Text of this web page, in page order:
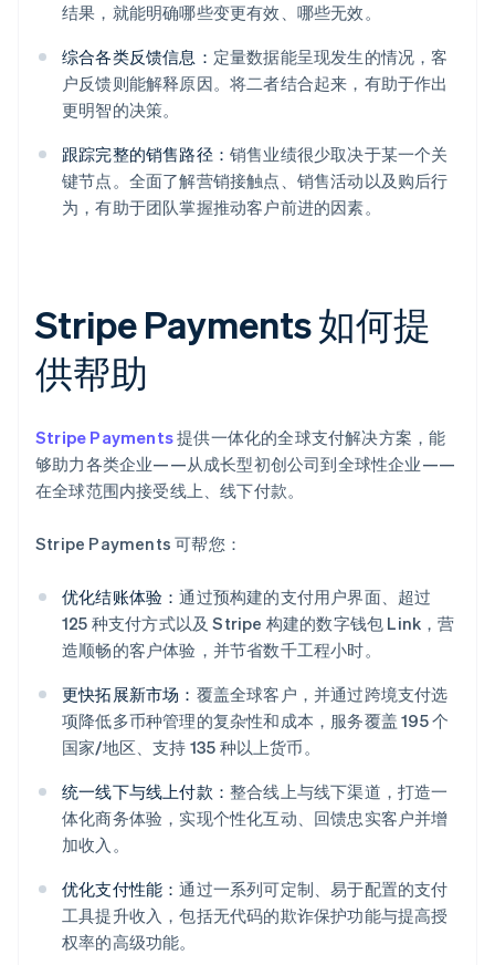
结果，就能明确哪些变更有效、哪些无效。
综合各类反馈信息： 定量数据能呈现发生的情况，客
户反馈则能解释原因。将二者结合起来，有助于作出
更明智的决策。
跟踪完整的销售路径： 销售业绩很少取决于某一个关
键节点。全面了解营销接触点、销售活动以及购后行
为，有助于团队掌握推动客户前进的因素。
Stripe Payments 如何提
供帮助
Stripe Payments提供一体化的全球支付解决方案，能
够助力各类企业——从成长型初创公司到全球性企业——
在全球范围内接受线上、线下付款。
Stripe Payments 可帮您：
优化结账体验：通过预构建的支付用户界面、超过
125 种支付方式以及 Stripe 构建的数字钱包 Link，营
造顺畅的客户体验，并节省数千工程小时。
更快拓展新市场： 覆盖全球客户，并通过跨境支付选
项降低多币种管理的复杂性和成本，服务覆盖 195 个
国家/地区、支持 135 种以上货币。
统一线下与线上付款： 整合线上与线下渠道，打造一
体化商务体验，实现个性化互动、回馈忠实客户并增
加收入。
优化支付性能：通过一系列可定制、易于配置的支付
工具提升收入，包括无代码的欺诈保护功能与提高授
权率的高级功能。
English
爱尔兰
English